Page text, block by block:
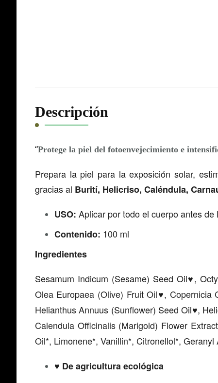
Descripción
“Protege la piel del fotoenvejecimiento e
Prepara la piel para la exposición solar,
gracias al Burití, Helicriso, Caléndula,
USO: Aplicar por todo el cuerpo antes de
Contenido: 100 ml
Ingredientes
Sesamum Indicum (Sesame) Seed Oil♥ ,
Olea Europaea (Olive) Fruit Oil ♥, Copernicia
Helianthus Annuus (Sunflower) Seed Oil♥,
Calendula Officinalis (Marigold) Flower Extract
Oil*, Limonene*, Vanillin*, Citronellol*,
♥ De agricultura ecológica